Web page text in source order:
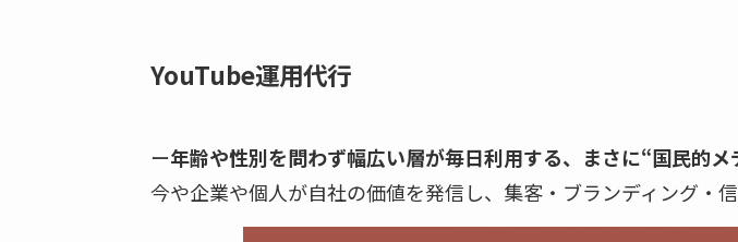
YouTube運用代行
ー年齢や性別を問わず幅広い層が毎日利用する、まさに“国民的メ
今や企業や個人が自社の価値を発信し、集客・ブランディング・